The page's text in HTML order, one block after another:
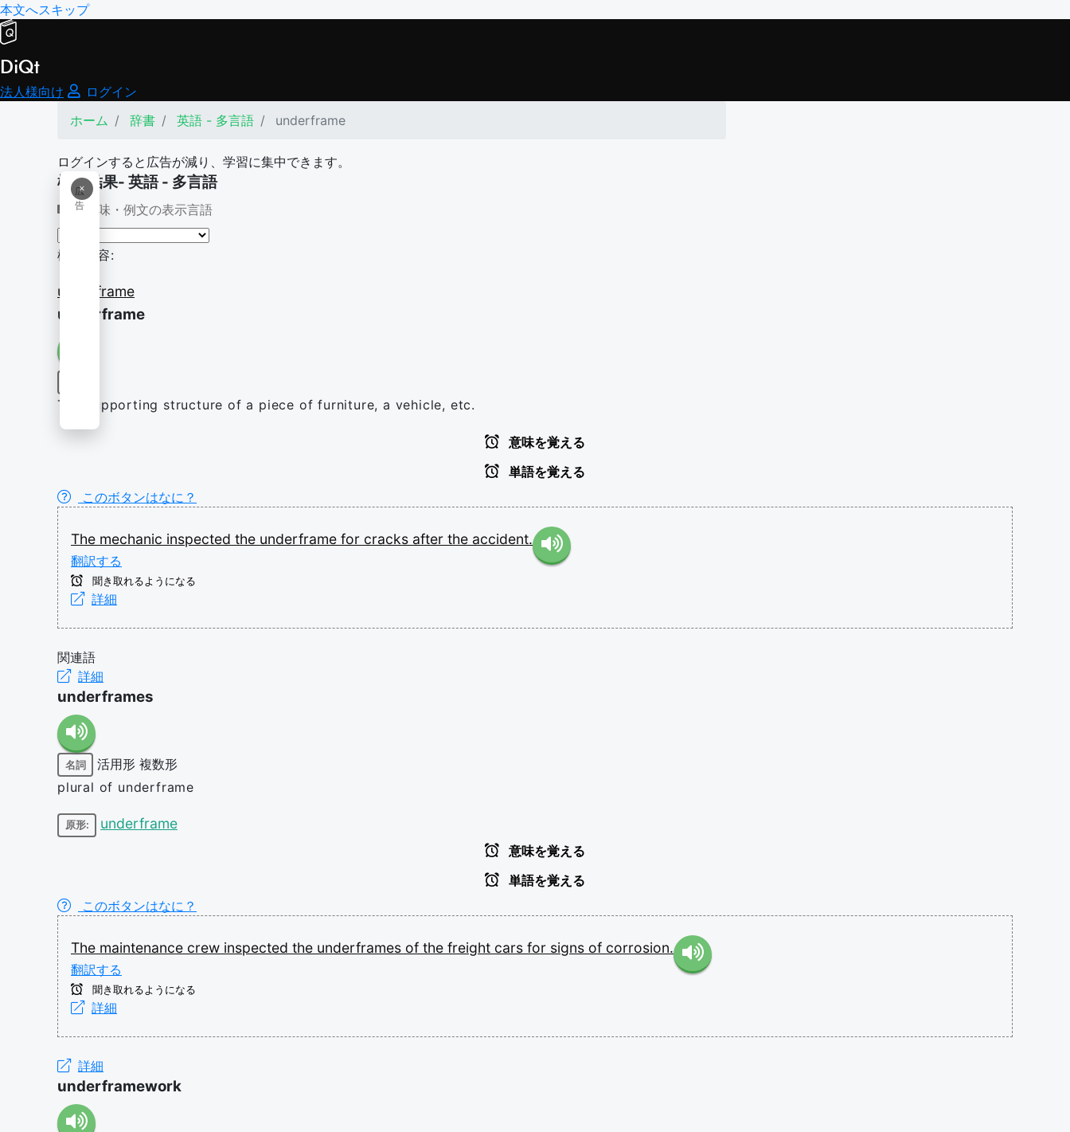
本文へスキップ
DiQt
法人様向け
ログイン
ホーム
辞書 英語 - 多言語 underframe
ログインすると広告が減り、学習に集中できます。
×
広
告
検索結果- 英語 - 多言語
意味・例文の表示言語
検索内容:
underframe
underframe
The supporting structure of a piece of furniture, a vehicle, etc.
意味を覚える
単語を覚える
このボタンはなに？
The mechanic inspected the underframe for cracks after the accident.
翻訳する
聞き取れるようになる
詳細
関連語
詳細
underframes
名詞 活用形 複数形
plural of underframe
原形: underframe
意味を覚える
単語を覚える
このボタンはなに？
The maintenance crew inspected the underframes of the freight cars for signs of corrosion.
翻訳する
聞き取れるようになる
詳細
詳細
underframework